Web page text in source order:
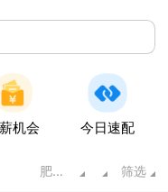
机会 今日速配
肥城市 筛选